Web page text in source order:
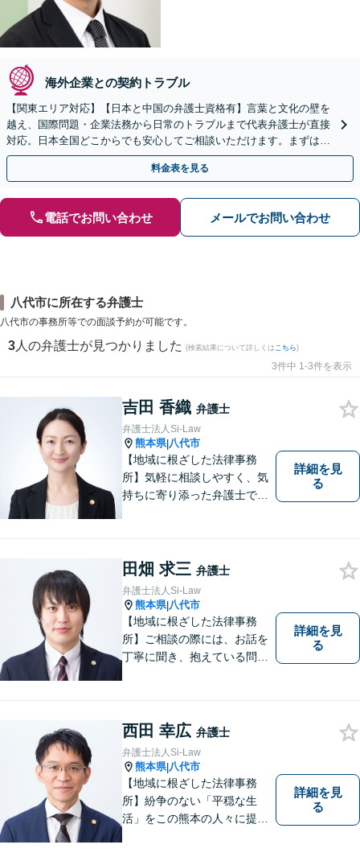
海外企業との契約トラブル
【関東エリア対応】【日本と中国の弁護士資格有】言葉と文化の壁を
越え、国際問題・企業法務から日常のトラブルまで代表弁護士が直接
対応。日本全国どこからでも安心してご相談いただけます。まずは一
歩を踏み出してみませんか。【初回相談無料】
料金表を見る
電話でお問い合わせ メールでお問い合わせ
八代市に所在する弁護士
八代市の事務所等での面談予約が可能です。
3 人の弁護士が見つかりました (検索結果について詳しくは こちら)
3件中 1-3件を表示
吉田 香織 弁護士
弁護士法人Si-Law
熊本県|八代市
【地域に根ざした法律事務
所】気軽に相談しやすく、気
持ちに寄り添った弁護士であ
いく解決のサポートができま
すよう、一つ一つのご依頼に
誠実に取り組んでまいりま
す。
詳細を見
る
田畑 求三 弁護士
弁護士法人Si-Law
熊本県|八代市
【地域に根ざした法律事務
所】ご相談の際には、お話を
丁寧に聞き、抱えている問題
います。 1人で悩まず、お気
軽にご相談ください。
詳細を見
る
西田 幸広 弁護士
弁護士法人Si-Law
熊本県|八代市
【地域に根ざした法律事務
所】紛争のない「平穏な生
活」をこの熊本の人々に提供
詳細を見
る